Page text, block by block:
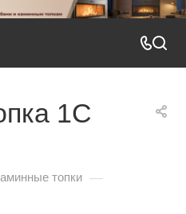
1С
топки —